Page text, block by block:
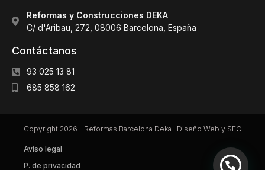
Reformas y Construcciones DEKA
C/ d'Aribau, 272, 08006 Barcelona, España
Contáctanos
93 025 13 81
685 858 162
Copyright 2026 - Reformas Barcelona Deka | Diseño Web y SEO
Aviso legal
P. de privacidad